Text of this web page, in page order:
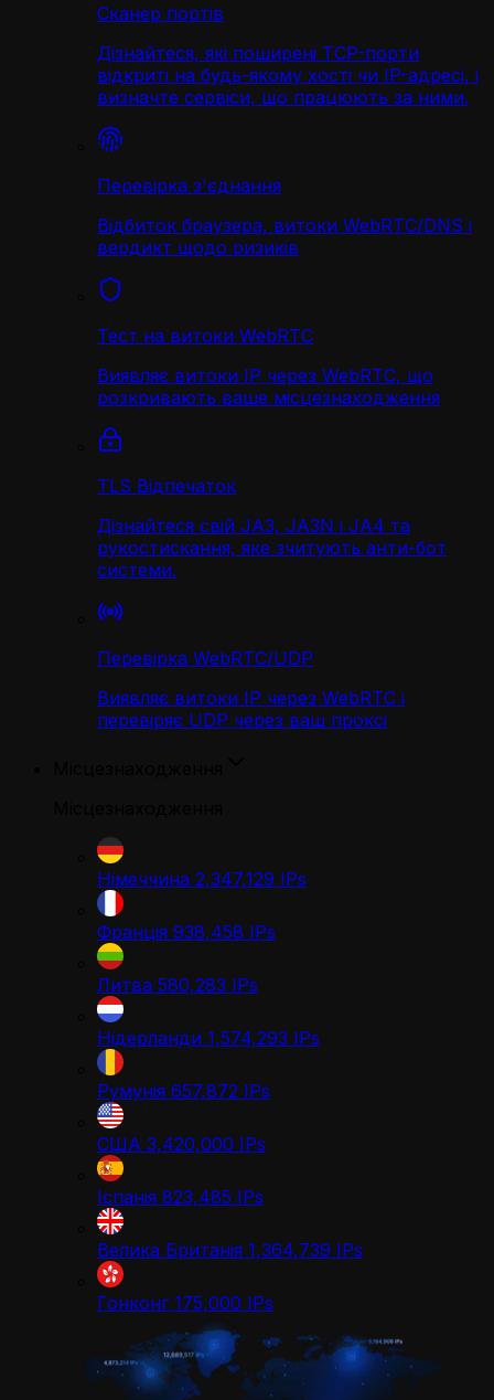
Сканер портів
Дізнайтеся, які поширені TCP-порти
відкриті на будь-якому хості чи IP-адресі, і
визначте сервіси, що працюють за ними.
Перевірка з'єднання
Відбиток браузера, витоки WebRTC/DNS і
вердикт щодо ризиків
Тест на витоки WebRTC
Виявляє витоки IP через WebRTC, що
розкривають ваше місцезнаходження
TLS Відпечаток
Дізнайтеся свій JA3, JA3N і JA4 та
рукостискання, яке зчитують анти-бот
системи.
Перевірка WebRTC/UDP
Виявляє витоки IP через WebRTC і
перевіряє UDP через ваш проксі
Німеччина 2,347,129 IPs
Франція 938,458 IPs
Литва 580,283 IPs
Нідерланди 1,574,293 IPs
Румунія 657,872 IPs
США 3,420,000 IPs
Іспанія 823,485 IPs
Велика Британія 1,364,739 IPs
Гонконг 175,000 IPs